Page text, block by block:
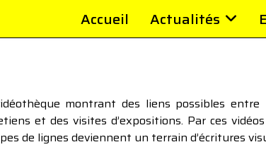
Accueil Actualités
montrant des liens possibles
et des visites d’expositions. Par ces
de lignes deviennent un terrain d’écritures